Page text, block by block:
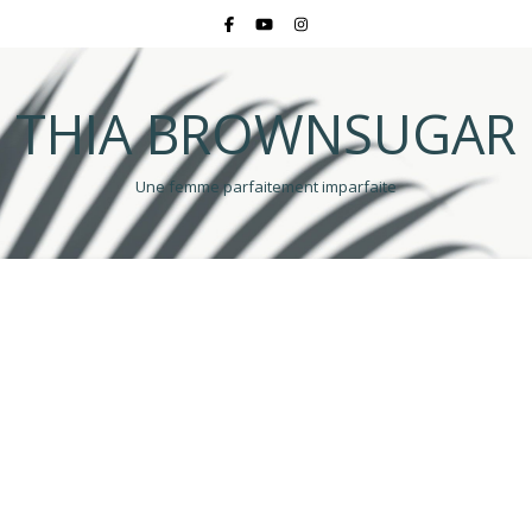
THIA BROWNSUGAR
Une femme parfaitement imparfaite